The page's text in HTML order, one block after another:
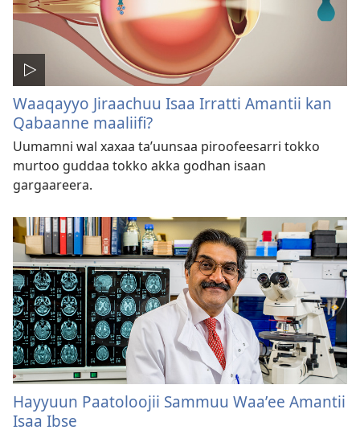
Waaqayyo Jiraachuu Isaa Irratti Amantii kan
Qabaanne maaliifi?
Uumamni wal xaxaa taʼuunsaa piroofeesarri tokko
murtoo guddaa tokko akka godhan isaan
gargaareera.
Hayyuun Paatoloojii Sammuu Waaʼee Amantii
Isaa Ibse